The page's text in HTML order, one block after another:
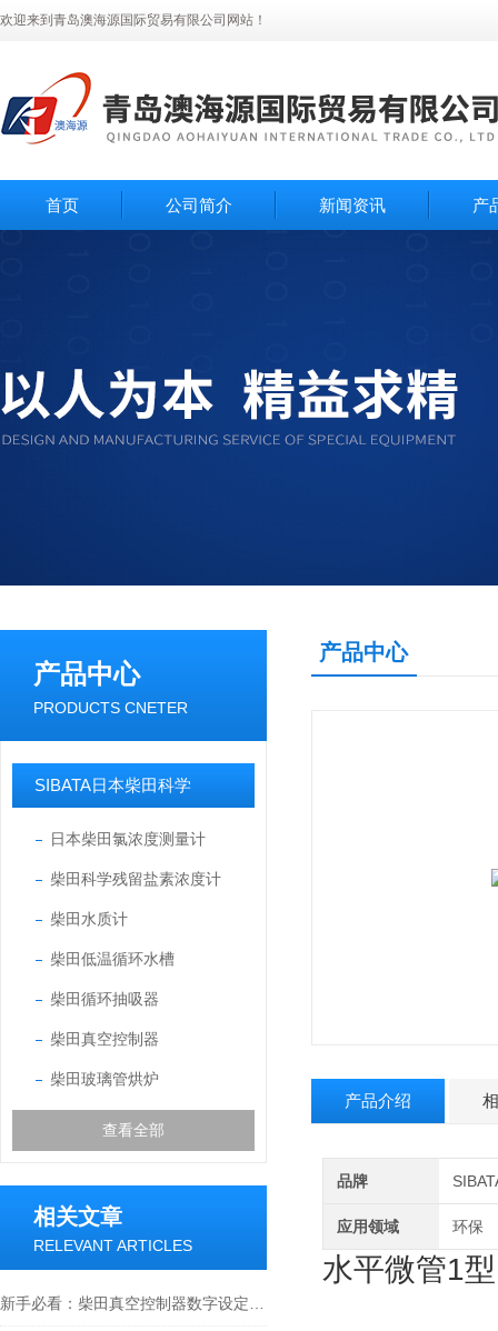
欢迎来到青岛澳海源国际贸易有限公司网站！
首页 公司简介 新闻资讯 产
产品中心
PRODUCTS CNETER
SIBATA日本柴田科学
日本柴田氯浓度测量计
柴田科学残留盐素浓度计
柴田水质计
柴田低温循环水槽
柴田循环抽吸器
柴田真空控制器
柴田玻璃管烘炉
查看全部
相关文章
RELEVANT ARTICLES
产品中心
产品介绍
品牌
应用领域 环保
水平微管1型